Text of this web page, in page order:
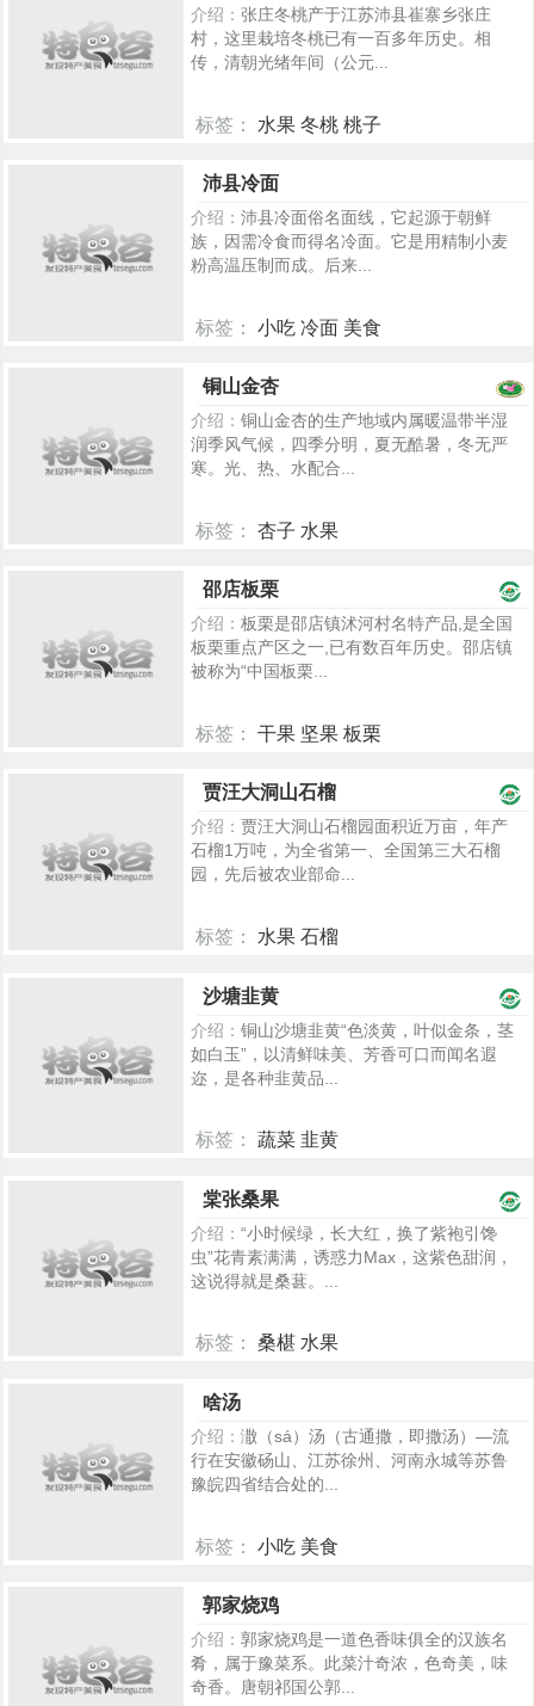
介绍： 张庄冬桃产于江苏沛县崔寨乡张庄
村，这里栽培冬桃已有一百多年历史。相
传，清朝光绪年间（公元...
标签： 水果 冬桃 桃子
沛县冷面
介绍： 沛县冷面俗名面线，它起源于朝鲜
族，因需冷食而得名冷面。它是用精制小麦
粉高温压制而成。后来...
标签： 小吃 冷面 美食
铜山金杏
介绍： 铜山金杏的生产地域内属暖温带半湿
润季风气候，四季分明，夏无酷暑，冬无严
寒。光、热、水配合...
标签： 杏子 水果
邵店板栗
介绍： 板栗是邵店镇沭河村名特产品,是全国
板栗重点产区之一,已有数百年历史。邵店镇
被称为“中国板栗...
标签： 干果 坚果 板栗
贾汪大洞山石榴
介绍： 贾汪大洞山石榴园面积近万亩，年产
石榴1万吨，为全省第一、全国第三大石榴
园，先后被农业部命...
标签： 水果 石榴
沙塘韭黄
介绍： 铜山沙塘韭黄“色淡黄，叶似金条，茎
如白玉”，以清鲜味美、芳香可口而闻名遐
迩，是各种韭黄品...
标签： 蔬菜 韭黄
棠张桑果
介绍： “小时候绿，长大红，换了紫袍引馋
虫”花青素满满，诱惑力Max，这紫色甜润，
这说得就是桑葚。...
标签： 桑椹 水果
啥汤
介绍： 潵（sá）汤（古通撒，即撒汤）—流
行在安徽砀山、江苏徐州、河南永城等苏鲁
豫皖四省结合处的...
标签： 小吃 美食
郭家烧鸡
介绍： 郭家烧鸡是一道色香味俱全的汉族名
肴，属于豫菜系。此菜汁奇浓，色奇美，味
奇香。唐朝祁国公郭...